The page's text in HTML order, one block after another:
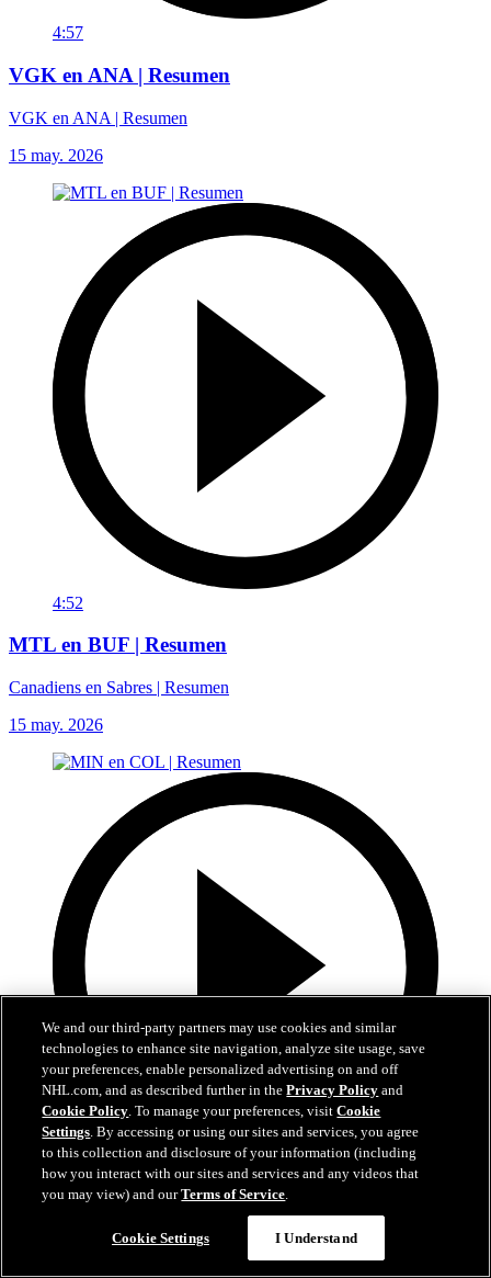
4:57
VGK en ANA | Resumen
VGK en ANA | Resumen
15 may. 2026
4:52
MTL en BUF | Resumen
Canadiens en Sabres | Resumen
15 may. 2026
Now playing
5:00
MIN en COL | Resumen
We and our third-party partners may use cookies and similar
technologies to enhance site navigation, analyze site usage, save
your preferences, enable personalized advertising on and off
NHL.com, and as described further in thePrivacy Policy and
Cookie Policy. To manage your preferences, visitCookie
Settings. By accessing or using our sites and services, you agree
to this collection and disclosure of your information (including
how you interact with our sites and services and any videos that
you may view) and ourTerms of Service.
Cookie Settings I Understand